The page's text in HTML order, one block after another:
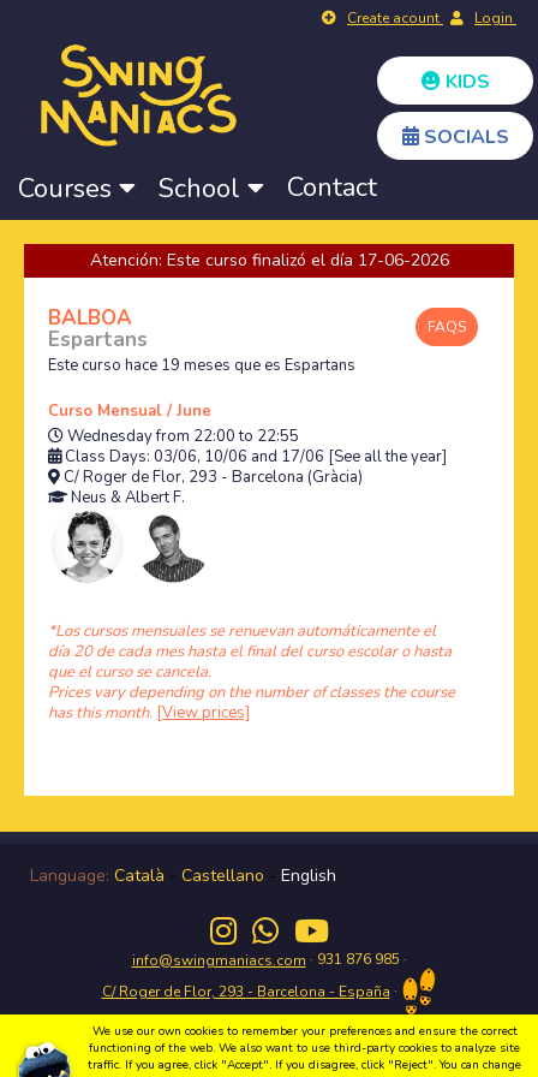
Create acount Login
KIDS
SOCIALS
Courses School Contact
Atención: Este curso finalizó el día 17-06-2026
FAQS
BALBOA
Espartans
Este curso hace 19 meses que es Espartans
Curso Mensual / June
Wednesday from 22:00 to 22:55
Class Days: 03/06, 10/06 and 17/06 [See all the year]
C/ Roger de Flor, 293 - Barcelona (Gràcia)
Neus & Albert F.
*Los cursos mensuales se renuevan automáticamente el
día 20 de cada mes hasta el final del curso escolar o hasta
que el curso se cancela.
Prices vary depending on the number of classes the course
has this month. [View prices]
Language: Català - Castellano - English
info@swingmaniacs.com · 931 876 985 ·
C/ Roger de Flor, 293 - Barcelona - España ·
We use our own cookies to remember your preferences and ensure the correct
functioning of the web. We also want to use third-party cookies to analyze site
traffic. If you agree, click "Accept". If you disagree, click "Reject". You can change